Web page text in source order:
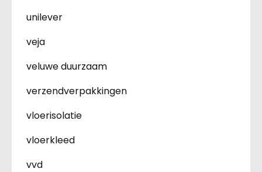
unilever
veja
veluwe duurzaam
verzendverpakkingen
vloerisolatie
vloerkleed
vvd